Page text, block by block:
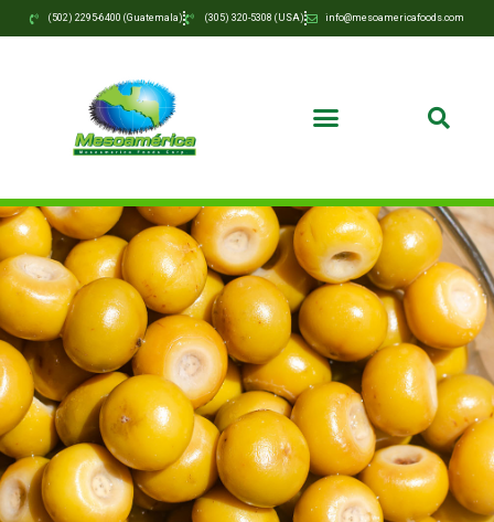
(502) 2295-6400 (Guatemala) (305) 320-5308 (USA) info@mesoamericafoods.com